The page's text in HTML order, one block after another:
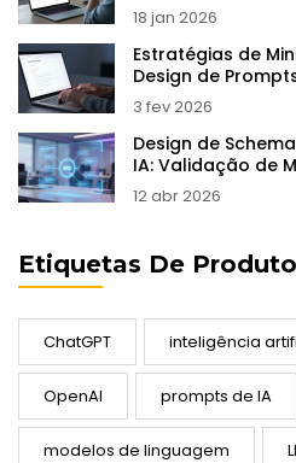
18 jan 2026
Estratégias de
Design de
Linguagem de
3 fev 2026
Design de
IA: Validação de
12 abr 2026
Etiquetas De
ChatGPT inteligência
OpenAI prompts de IA
modelos de linguagem